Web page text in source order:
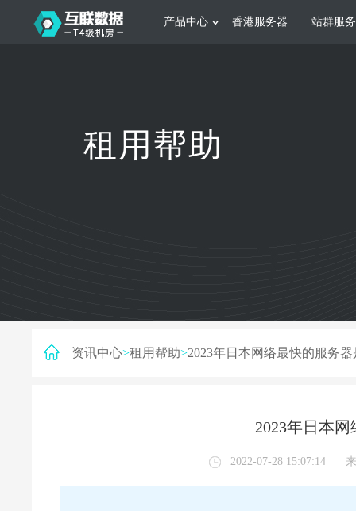
产品中心
日本服务器 新加坡服务器
香港服务器 站群服
根据不同规模的网站提供可定制化的架
构和 一站式协助租用帮助
资讯中心>租用帮助>2023年日本网络最快的服务器
2023年日本
2022-07-28 15:07:14